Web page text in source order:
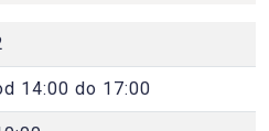
14:00 do 17:00